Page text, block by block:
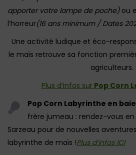
apporter votre lampe de poche) ou
l’horreur(16 ans minimum / Dates
Une activité ludique et éco-
le maïs retrouve sa fonction
agriculteurs.
Plus d’infos surPop Corn
Pop Corn Labyrinthe en
frère jumeau : rendez-vous en
Sarzeau pour de nouvelles
labyrinthe de maïs !Plus d’infos ICI